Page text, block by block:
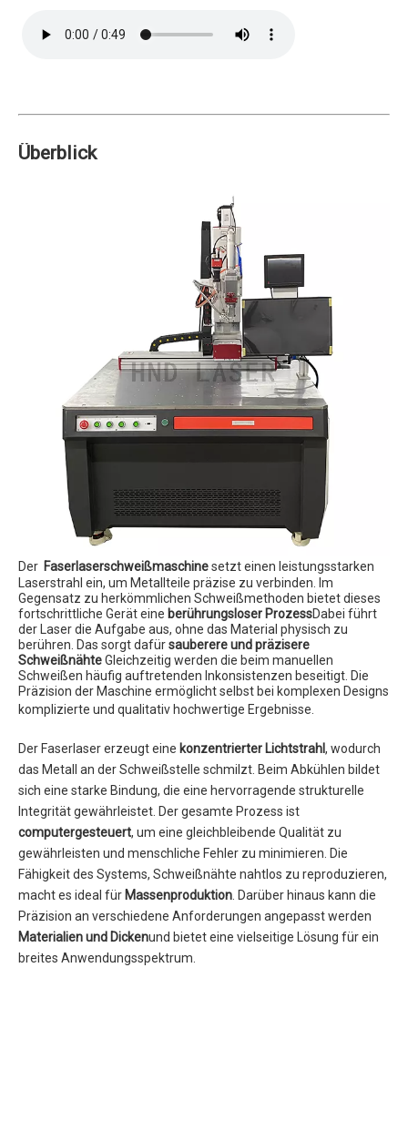
Überblick
Der Faserlaserschweißmaschinesetzt einen leistungsstarken
Laserstrahl ein, um Metallteile präzise zu verbinden. Im
Gegensatz zu herkömmlichen Schweißmethoden bietet dieses
fortschrittliche Gerät eine berührungsloser ProzessDabei führt
der Laser die Aufgabe aus, ohne das Material physisch zu
berühren. Das sorgt dafürsauberere und präzisere
SchweißnähteGleichzeitig werden die beim manuellen
Schweißen häufig auftretenden Inkonsistenzen beseitigt. Die
Präzision der Maschine ermöglicht selbst bei komplexen Designs
komplizierte und qualitativ hochwertige Ergebnisse.
Der Faserlaser erzeugt eine konzentrierter Lichtstrahl, wodurch
das Metall an der Schweißstelle schmilzt. Beim Abkühlen bildet
sich eine starke Bindung, die eine hervorragende strukturelle
Integrität gewährleistet. Der gesamte Prozess ist
computergesteuert, um eine gleichbleibende Qualität zu
gewährleisten und menschliche Fehler zu minimieren. Die
Fähigkeit des Systems, Schweißnähte nahtlos zu reproduzieren,
macht es ideal für Massenproduktion . Darüber hinaus kann die
Präzision an verschiedene Anforderungen angepasst werden
Materialien und Dickenund bietet eine vielseitige Lösung für ein
breites Anwendungsspektrum.